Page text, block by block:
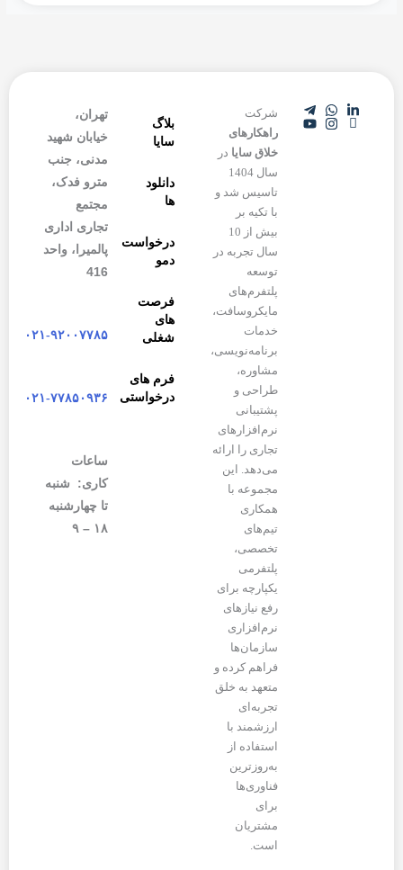
شرکت
راهکارهای
خلاق سایا در
سال 1404
تاسیس شد و
با تکیه بر
بیش از 10
سال تجربه در
توسعه
پلتفرم‌های
مایکروسافت،
خدمات
برنامه‌نویسی،
مشاوره،
طراحی و
پشتیبانی
نرم‌افزارهای
تجاری را ارائه
می‌دهد. این
مجموعه با
همکاری
تیم‌های
تخصصی،
پلتفرمی
یکپارچه برای
رفع نیازهای
نرم‌افزاری
سازمان‌ها
فراهم کرده و
متعهد به خلق
تجربه‌ای
ارزشمند با
استفاده از
به‌روزترین
فناوری‌ها
برای
مشتریان
است.
بلاگ
سایا
دانلود
ها
درخواست
دمو
فرصت
های
شغلی
فرم های
درخواستی
تهران،
خیابان شهید
مدنی، جنب
مترو فدک،
مجتمع
تجاری اداری
پالمیرا، واحد
416
۰۲۱-۹۲۰۰۷۷۸۵
۰۲۱-۷۷۸۵۰۹۳۶
ساعات
کاری: شنبه
تا چهارشنبه
۱۸ – ۹